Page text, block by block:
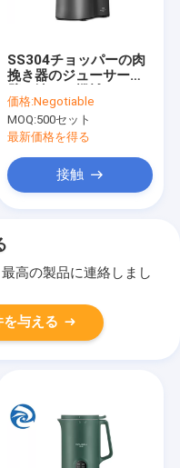
SS304チョッパーの肉
挽き器のジューサーの
価格:Negotiable
MOQ:500セット
最新価格を得る
接触
高の製品に連絡しまし
与える